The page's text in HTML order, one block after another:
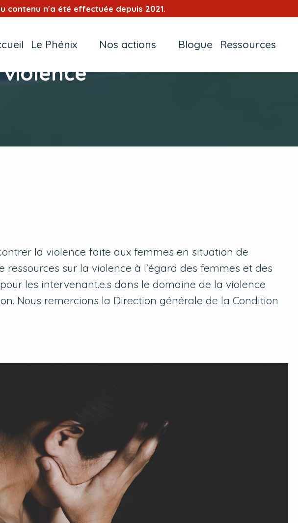
contenu n'a été effectuée depuis 2021.
Le Phénix Nos actions Blogue Ressources
la violence faite aux femmes en situation de
sur la violence à l’égard des femmes et des
les intervenant.e.s dans le domaine de la violence
Nous remercions la Direction générale de la Condition